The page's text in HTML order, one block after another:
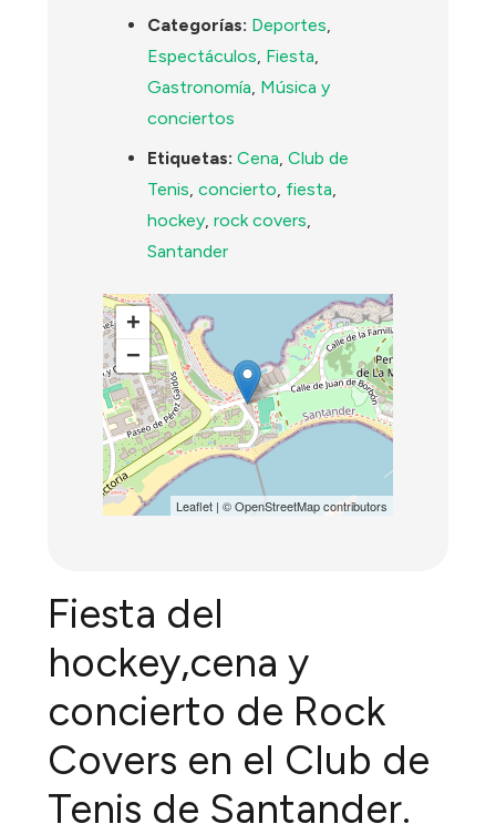
Categorías: Deportes,
Espectáculos, Fiesta,
Gastronomía, Música y
conciertos
Etiquetas: Cena,Club de
Tenis,concierto, fiesta,
hockey,rock covers,
Santander
+
−
Leaflet| ©OpenStreetMapcontributors
Fiesta del
hockey,cena y
concierto de Rock
Covers en el Club de
Tenis de Santander.